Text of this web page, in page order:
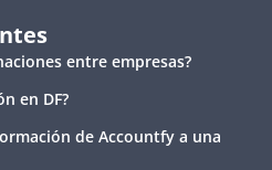
entre empresas?
en DF?
de Accountfy a una